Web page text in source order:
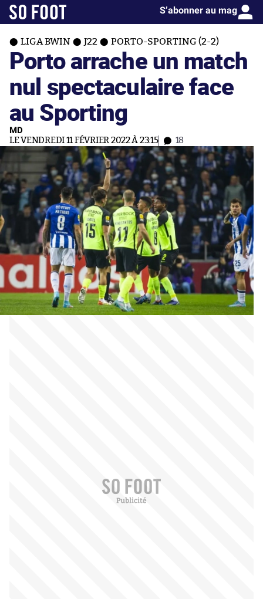
S’abonner au mag
LIGA BWIN J22 PORTO-SPORTING (2-2)
Porto arrache un match
nul spectaculaire face
au Sporting
MD
LE VENDREDI 11 FÉVRIER 2022 À 23:15 18